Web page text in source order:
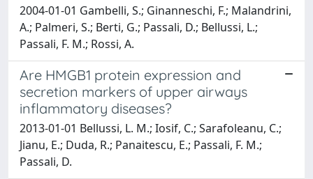
2004-01-01 Gambelli, S.; Ginanneschi, F.; Malandrini,
A.; Palmeri, S.; Berti, G.; Passali, D.; Bellussi, L.;
Passali, F. M.; Rossi, A.
Are HMGB1 protein expression and
secretion markers of upper airways
inflammatory diseases?
2013-01-01 Bellussi, L. M.; Iosif, C.; Sarafoleanu, C.;
Jianu, E.; Duda, R.; Panaitescu, E.; Passali, F. M.;
Passali, D.